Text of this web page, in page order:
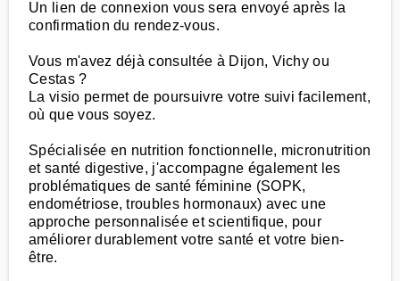
Un lien de connexion vous sera envoyé après la
confirmation du rendez-vous.
Vous m'avez déjà consultée à Dijon, Vichy ou
Cestas ?
La visio permet de poursuivre votre suivi facilement,
où que vous soyez.
Spécialisée en nutrition fonctionnelle, micronutrition
et santé digestive, j'accompagne également les
problématiques de santé féminine (SOPK,
endométriose, troubles hormonaux) avec une
approche personnalisée et scientifique, pour
améliorer durablement votre santé et votre bien-
être.